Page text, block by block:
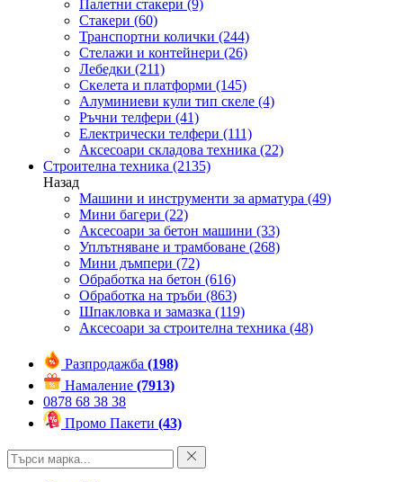
Палетни стакери (9)
Стакери (60)
Транспортни колички (244)
Стелажи и контейнери (26)
Лебедки (211)
Скелета и платформи (145)
Алуминиеви кули тип скеле (4)
Ръчни телфери (41)
Електрически телфери (111)
Аксесоари складова техника (22)
Строителна техника (2135)
Назад
Машини и инструменти за арматура (49)
Мини багери (22)
Аксесоари за бетон машини (33)
Уплътняване и трамбоване (268)
Мини дъмпери (72)
Обработка на бетон (616)
Обработка на тръби (863)
Шпакловка и замазка (119)
Аксесоари за строителна техника (48)
Разпродажба (198)
Намаление (7913)
0878 68 38 38
Промо Пакети (43)